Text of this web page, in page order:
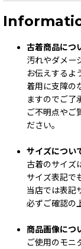
古着商品につ
汚れやダメー
お伝えするよ
着用に支障の
ますのでご了
ご不明点やご
ださい。
サイズについ
古着のサイズ
サイズ表記で
当店では表記
必ずご確認の
商品画像につ
ご使用のモニ